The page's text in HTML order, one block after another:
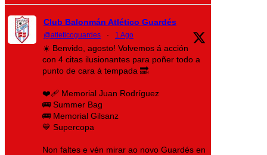
Club Balonmán Atlético Guardés
@atleticoguardes · 1 Ago
☀️ Benvido, agosto! Volvemos á acción
con 4 citas ilusionantes para poñer todo a
punto de cara á tempada 🔜
❤️‍🩹 Memorial Juan Rodríguez
🚌 Summer Bag
🚌 Memorial Gilsanz
💙 Supercopa
Non faltes e vén mirar ao novo Guardés en